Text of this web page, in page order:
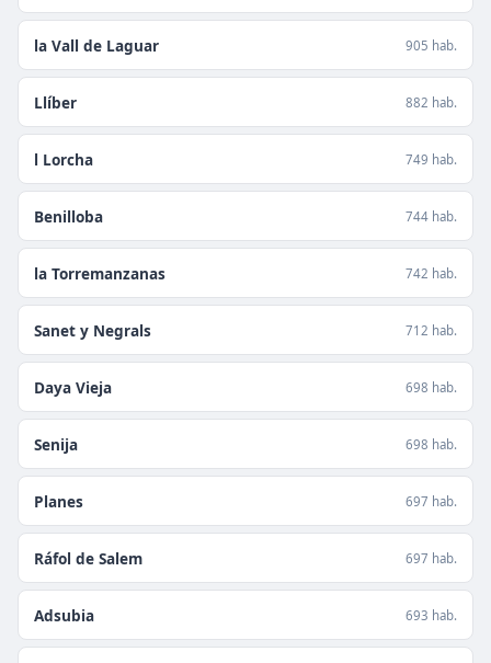
la Vall de Laguar 905 hab.
Llíber 882 hab.
l Lorcha 749 hab.
Benilloba 744 hab.
la Torremanzanas 742 hab.
Sanet y Negrals 712 hab.
Daya Vieja 698 hab.
Senija 698 hab.
Planes 697 hab.
Ráfol de Salem 697 hab.
Adsubia 693 hab.